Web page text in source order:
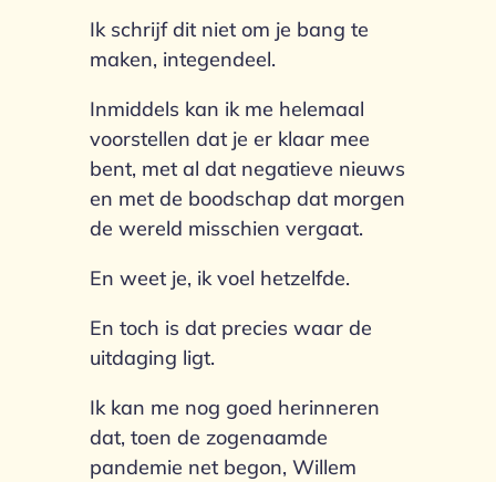
Ik schrijf dit niet om je bang te
maken, integendeel.
Inmiddels kan ik me helemaal
voorstellen dat je er klaar mee
bent, met al dat negatieve nieuws
en met de boodschap dat morgen
de wereld misschien vergaat.
En weet je, ik voel hetzelfde.
En toch is dat precies waar de
uitdaging ligt.
Ik kan me nog goed herinneren
dat, toen de zogenaamde
pandemie net begon, Willem